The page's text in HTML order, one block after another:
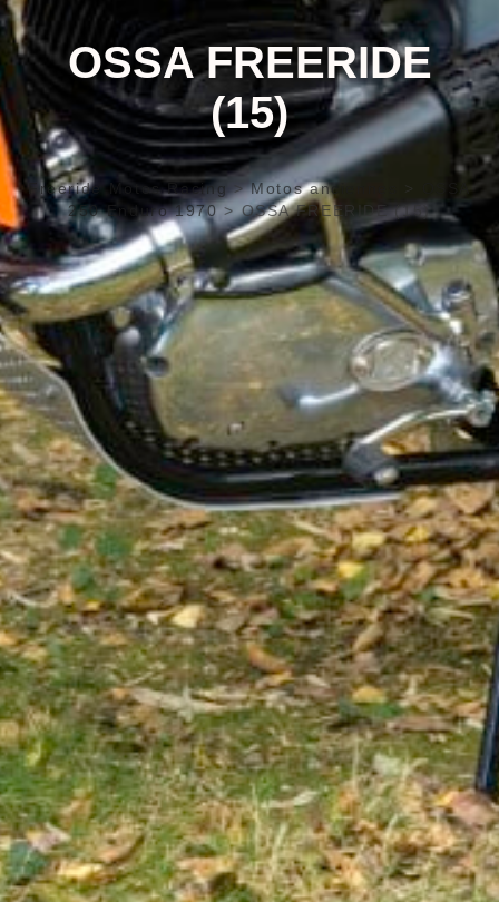
OSSA FREERIDE
(15)
Freeride Motos Racing >Motos anciennes
OSSA
250 Enduro 1970>OSSA FREERIDE (15)